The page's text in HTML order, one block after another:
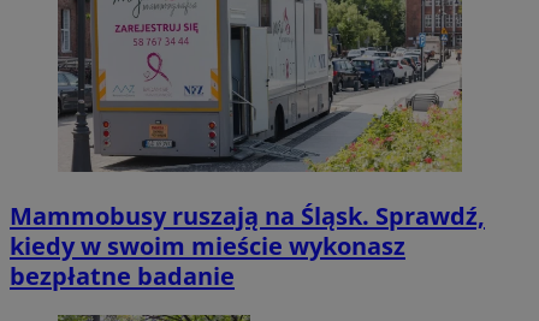
Mammobusy ruszają na Śląsk. Sprawdź,
kiedy w swoim mieście wykonasz
bezpłatne badanie